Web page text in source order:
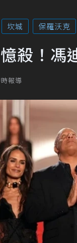
坎城 保羅沃克
憶殺！
報導